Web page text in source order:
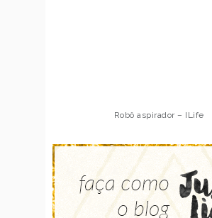
Robô aspirador – Multilaser